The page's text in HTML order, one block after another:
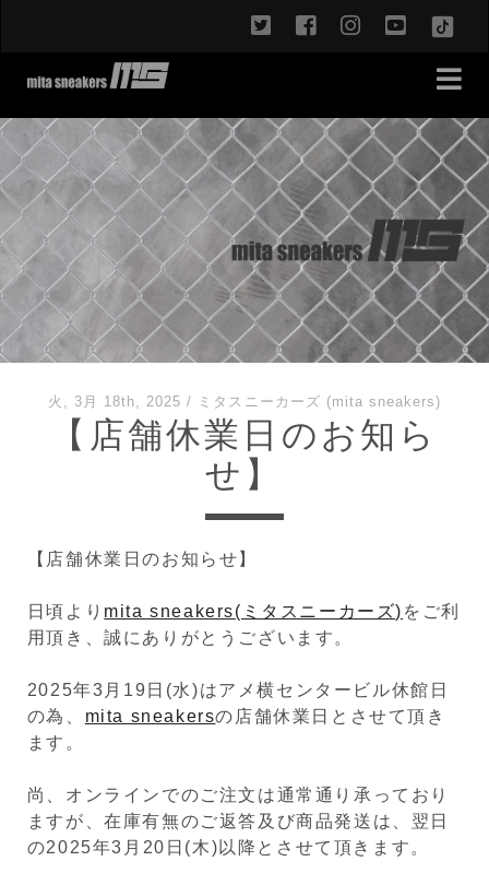
twitterfacebookinstagram
火, 3月 18th, 2025 / ミタスニーカーズ (mita sneakers)
【店舗休業日のお知ら
せ】
【店舗休業日のお知らせ】
日頃より mita sneakers(ミタスニーカーズ) をご利
用頂き、誠にありがとうございます。
2025年3月19日(水)はアメ横センタービル休館日
の為、 mita sneakersの店舗休業日とさせて頂き
ます。
尚、オンラインでのご注文は通常通り承っており
ますが、在庫有無のご返答及び商品発送は、翌日
の2025年3月20日(木)以降とさせて頂きます。